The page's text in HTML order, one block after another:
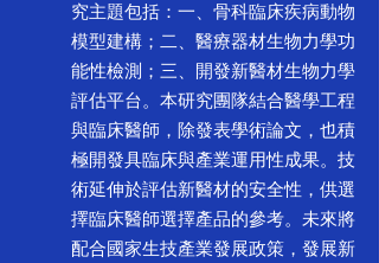
究主題包括：一、骨科臨床疾病動物
模型建構；二、醫療器材生物力學功
能性檢測；三、開發新醫材生物力學
評估平台。本研究團隊結合醫學工程
與臨床醫師，除發表學術論文，也積
極開發具臨床與產業運用性成果。技
術延伸於評估新醫材的安全性，供選
擇臨床醫師選擇產品的參考。未來將
配合國家生技產業發展政策，發展新